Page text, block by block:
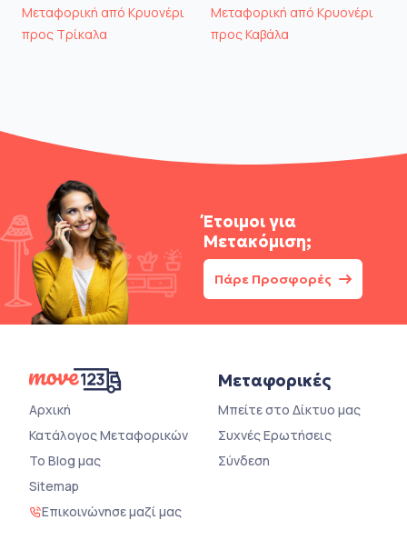
Μεταφορική από Κρυονέρι
προς Τρίκαλα
Μεταφορική από Κρυονέρι
προς Καβάλα
Έτοιμοι για
Μετακόμιση;
Πάρε Προσφορές
Αρχική
Κατάλογος Μεταφορικών
Το Blog μας
Sitemap
Επικοινώνησε μαζί μας
Μεταφορικές
Μπείτε στο Δίκτυο μας
Συχνές Ερωτήσεις
Σύνδεση